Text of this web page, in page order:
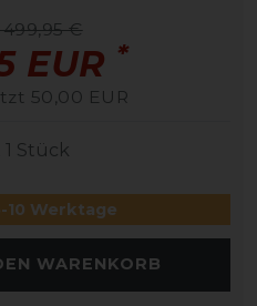
€
EUR *
50,00 EUR
1 Stück
Werktage
WARENKORB